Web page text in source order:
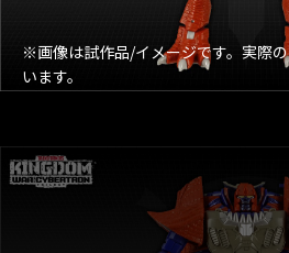
※画像は試作品/イメージです。実際
います。